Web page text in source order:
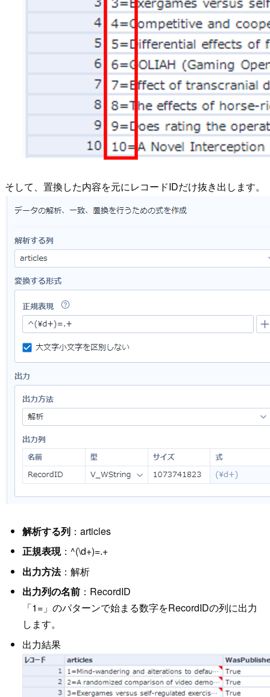
そして、置換した内容を元にレコードIDだけ抜き出します。
解析する列：articles
正規表現：^(\d+)=.+
出力方法：解析
出力列の名前：RecordID
「1=」のパターンで始まる数字をRecordIDの列に出力
します。
出力結果